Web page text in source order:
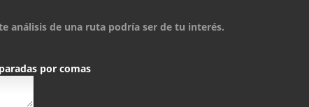
análisis de una ruta podría ser de tu interés.
por comas